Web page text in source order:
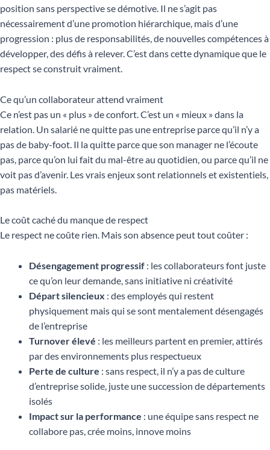
position sans perspective se démotive. Il ne s’agit pas
nécessairement d’une promotion hiérarchique, mais d’une
progression : plus de responsabilités, de nouvelles compétences à
développer, des défis à relever. C’est dans cette dynamique que le
respect se construit vraiment.
Ce qu’un collaborateur attend vraiment
Ce n’est pas un « plus » de confort. C’est un « mieux » dans la
relation. Un salarié ne quitte pas une entreprise parce qu’il n’y a
pas de baby-foot. Il la quitte parce que son manager ne l’écoute
pas, parce qu’on lui fait du mal-être au quotidien, ou parce qu’il ne
voit pas d’avenir. Les vrais enjeux sont relationnels et existentiels,
pas matériels.
Le coût caché du manque de respect
Le respect ne coûte rien. Mais son absence peut tout coûter :
Désengagement progressif : les collaborateurs font juste
ce qu’on leur demande, sans initiative ni créativité
Départ silencieux : des employés qui restent
physiquement mais qui se sont mentalement désengagés
de l’entreprise
Turnover élevé : les meilleurs partent en premier, attirés
par des environnements plus respectueux
Perte de culture : sans respect, il n’y a pas de culture
d’entreprise solide, juste une succession de départements
isolés
Impact sur la performance : une équipe sans respect ne
collabore pas, crée moins, innove moins